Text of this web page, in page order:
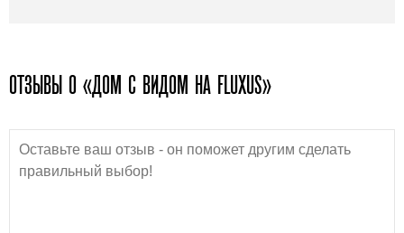
ОТЗЫВЫ О «ДОМ С ВИДОМ НА FLUXUS»